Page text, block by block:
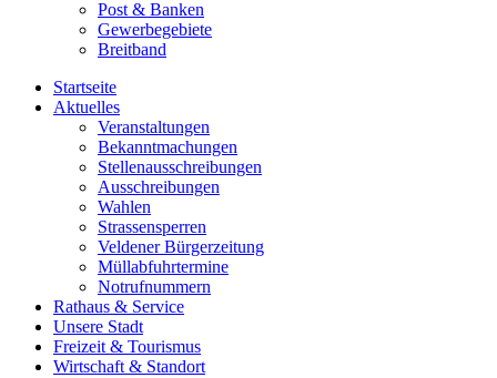
Post & Banken
Gewerbegebiete
Breitband
Startseite
Aktuelles
Veranstaltungen
Bekanntmachungen
Stellenausschreibungen
Ausschreibungen
Wahlen
Strassensperren
Veldener Bürgerzeitung
Müllabfuhrtermine
Notrufnummern
Rathaus & Service
Unsere Stadt
Freizeit & Tourismus
Wirtschaft & Standort